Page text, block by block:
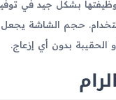
بشكل جيد في
حجم الشاشة يجعل
بدون أي إزعاج.